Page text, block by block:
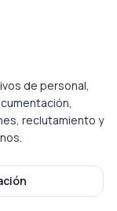
de personal,
reclutamiento y